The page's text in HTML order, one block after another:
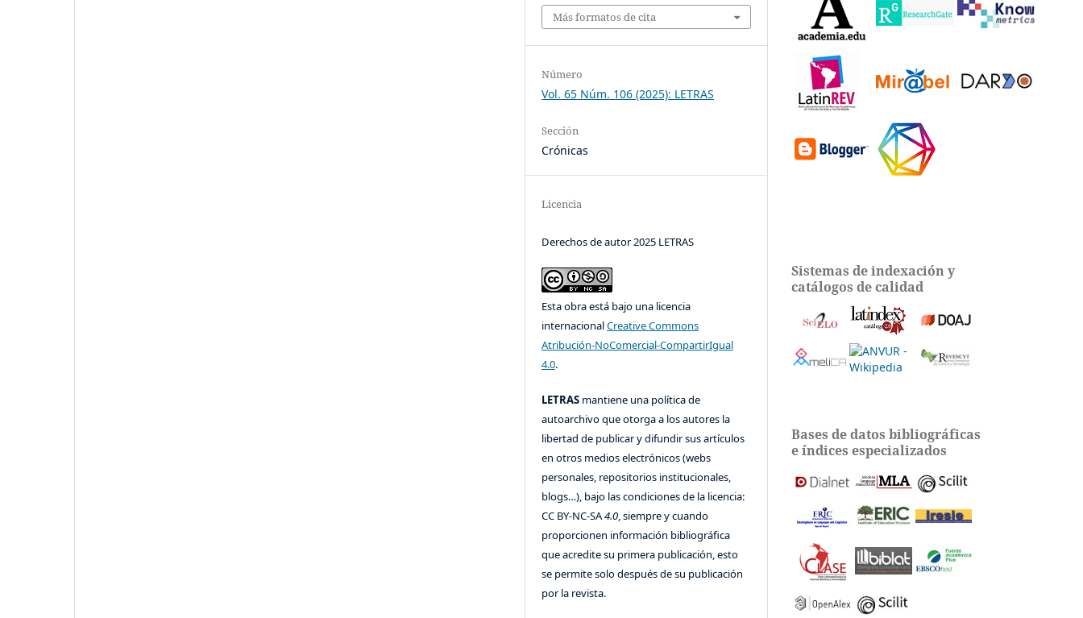
Más formatos de cita
Número
Vol. 65 Núm. 106 (2025): LETRAS
Sección
Crónicas
Licencia
Derechos de autor 2025 LETRAS
Esta obra está bajo una licencia
internacionalCreative Commons
Atribución-NoComercial-CompartirIgual
4.0.
LETRAS mantiene una política de
autoarchivo que otorga a los autores la
libertad de publicar y difundir sus artículos
en otros medios electrónicos (webs
personales, repositorios institucionales,
blogs…), bajo las condiciones de la licencia:
CC BY-NC-SA4.0, siempre y cuando
proporcionen información bibliográfica
que acredite su primera publicación, esto
se permite solo después de su publicación
por la revista.
Sistemas de indexación y
catálogos de calidad
Bases de datos bibliográficas
e índices especializados